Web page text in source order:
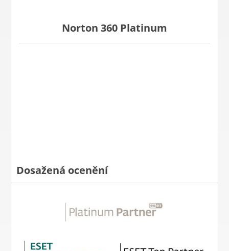
Norton 360 Platinum
Dosažená ocenění